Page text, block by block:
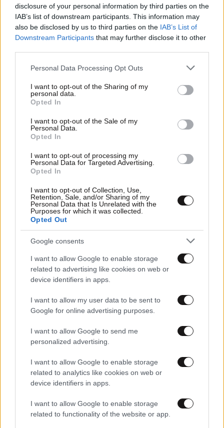
disclosure of your personal information by third parties on the
IAB’s list of downstream participants. This information may
also be disclosed by us to third parties on the IAB’s List of
Downstream Participants that may further disclose it to other
Please note that this website/app uses one or more Google
not limited to your visit or usage behaviour. You may click to
grant or deny consent to Google and its third-party tags to
use your data for below specified purposes in below Google
consent section.
Personal Data Processing Opt Outs
I want to opt-out of the Sharing of my
personal data.
Opted In
I want to opt-out of the Sale of my
Personal Data.
Opted In
I want to opt-out of processing my
Personal Data for Targeted Advertising.
Opted In
I want to opt-out of Collection, Use,
Retention, Sale, and/or Sharing of my
Personal Data that Is Unrelated with the
Purposes for which it was collected.
Opted Out
Google consents
I want to allow Google to enable storage
related to advertising like cookies on web or
device identifiers in apps.
I want to allow my user data to be sent to
Google for online advertising purposes.
I want to allow Google to send me
personalized advertising.
I want to allow Google to enable storage
related to analytics like cookies on web or
device identifiers in apps.
I want to allow Google to enable storage
related to functionality of the website or app.
Οργανωμένο σχέδιο για τον οικονομικό αποκλεισμό της
02·01·2011 10:59
Στο στόχαστρο της ισραηλινής αεροπορίας «στόχοι»
στη Λωρίδα της Γάζας